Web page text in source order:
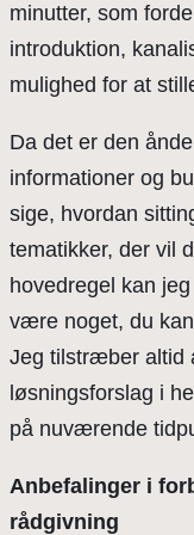
minutter, som
introduktion,
mulighed for at
Da det er den
informationer og
sige, hvordan
tematikker, der vil
hovedregel kan
være noget, du
Jeg tilstræber altid
løsningsforslag i
på nuværende
Anbefalinger i
rådgivning